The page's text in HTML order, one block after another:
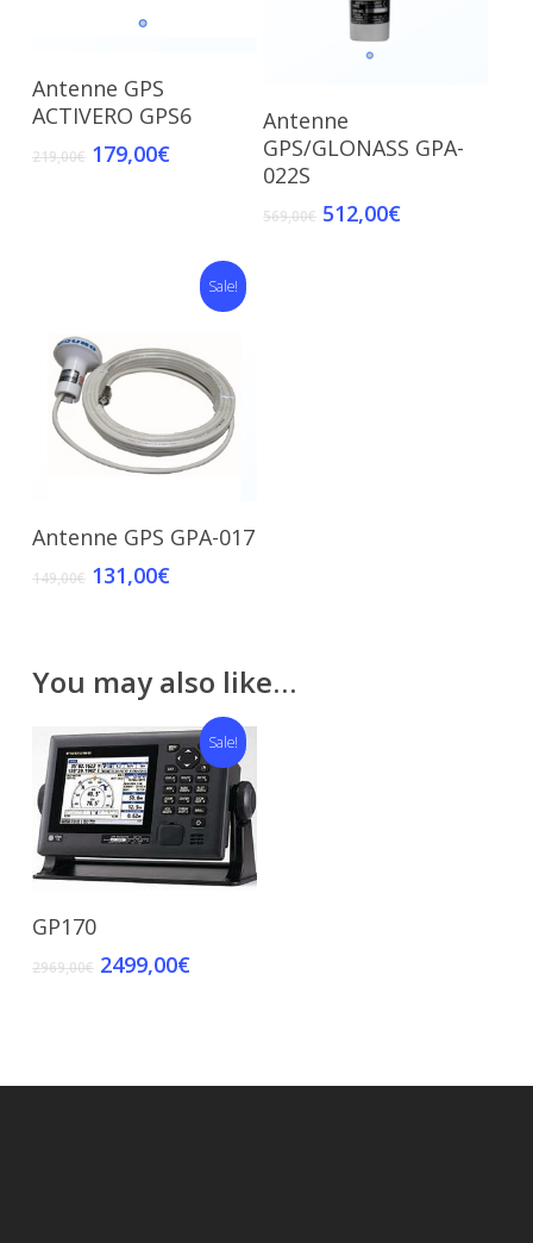
Add To Cart
Antenne GPS
ACTIVERO GPS6
219,00€ 179,00€
Antenne
GPS/GLONASS GPA-
022S
569,00€ 512,00€
Sale!
Add To Cart
Antenne GPS GPA-017
149,00€ 131,00€
You may also like…
Sale!
GP170
2969,00€ 2499,00€